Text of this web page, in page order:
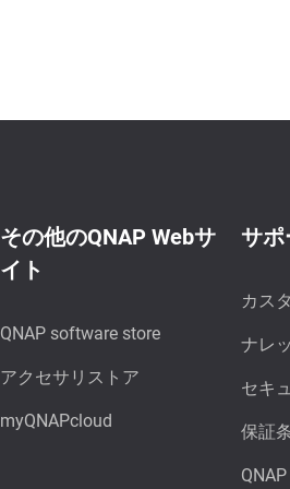
その他のQNAP Webサ
イト
QNAP software store
アクセサリストア
myQNAPcloud
サポ
カス
ナレ
セキ
保証